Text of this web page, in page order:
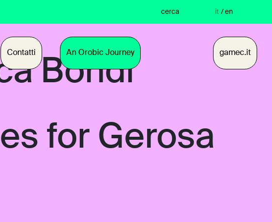
cerca / en
it
Contatti An Orobic Journey gamec.it
Bondi
for Gerosa